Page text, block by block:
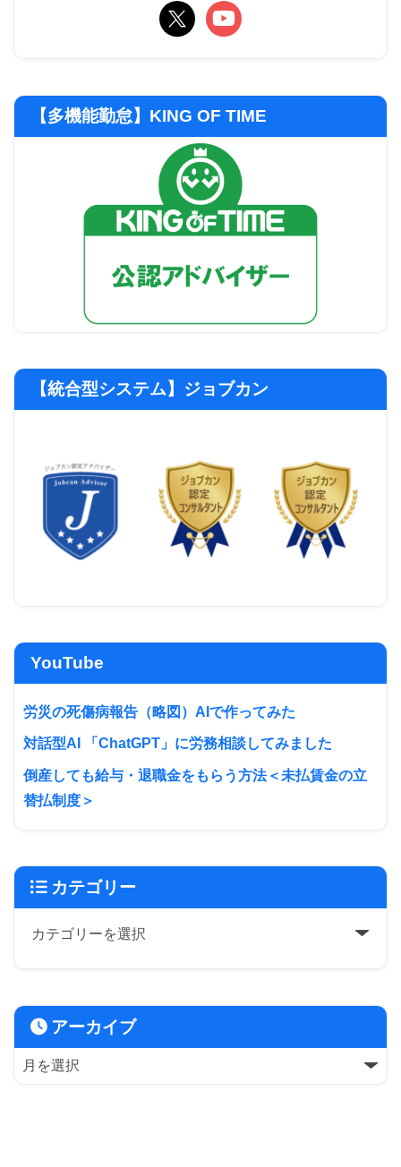
【多機能勤怠】KING OF TIME
【統合型システム】ジョブカン
YouTube
労災の死傷病報告（略図）AIで作ってみた
対話型AI 「ChatGPT」に労務相談してみました
倒産しても給与・退職金をもらう方法＜未払賃金の立
替払制度＞
カテゴリー
アーカイブ